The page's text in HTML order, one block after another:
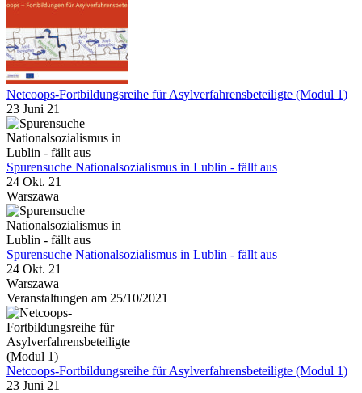
Netcoops-Fortbildungsreihe für Asylverfahrensbeteiligte (Modul 1)
23 Juni 21
Spurensuche Nationalsozialismus in Lublin - fällt aus
24 Okt. 21
Warszawa
Spurensuche Nationalsozialismus in Lublin - fällt aus
24 Okt. 21
Warszawa
Veranstaltungen am 25/10/2021
Netcoops-Fortbildungsreihe für Asylverfahrensbeteiligte (Modul 1)
23 Juni 21